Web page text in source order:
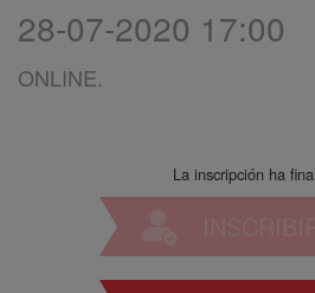
28-07-2020 17:00
ONLINE.
La inscripción ha